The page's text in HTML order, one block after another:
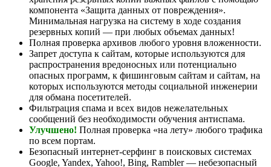
компонента «Защита данных от повреждения».
Минимальная нагрузка на систему в ходе создания
резервных копий — при любых объемах данных!
Полная проверка архивов любого уровня вложенности.
Запрет доступа к сайтам, которые используются для
распространения вредоносных или потенциально
опасных программ, к фишинговым сайтам и сайтам, на
которых используются методы социальной инженерии
для обмана посетителей.
Фильтрация спама и всех видов нежелательных
сообщений без необходимости обучения антиспама.
Улучшено! Полная проверка «на лету» любого трафика
по всем портам.
Безопасный интернет-серфинг в поисковых системах
Google, Yandex, Yahoo!, Bing, Rambler — небезопасный